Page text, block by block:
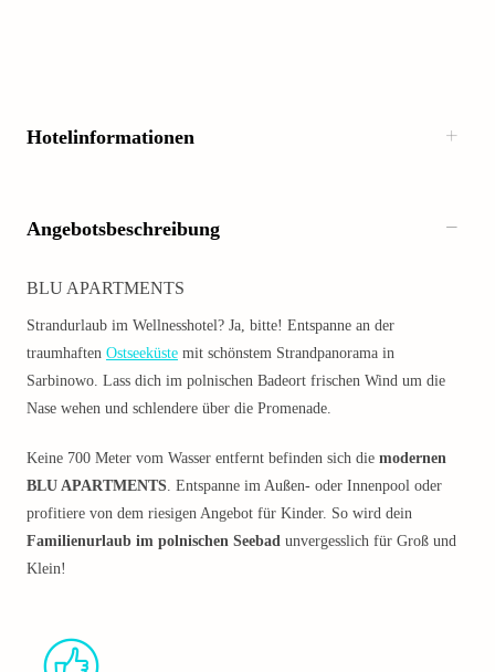
Hotelinformationen
Angebotsbeschreibung
BLU APARTMENTS
Strandurlaub im Wellnesshotel? Ja, bitte! Entspanne an der
traumhaften Ostseeküste mit schönstem Strandpanorama in
Sarbinowo. Lass dich im polnischen Badeort frischen Wind um die
Nase wehen und schlendere über die Promenade.
Keine 700 Meter vom Wasser entfernt befinden sich die modernen
BLU APARTMENTS. Entspanne im Außen- oder Innenpool oder
profitiere von dem riesigen Angebot für Kinder. So wird dein
Familienurlaub im polnischen Seebad unvergesslich für Groß und
Klein!